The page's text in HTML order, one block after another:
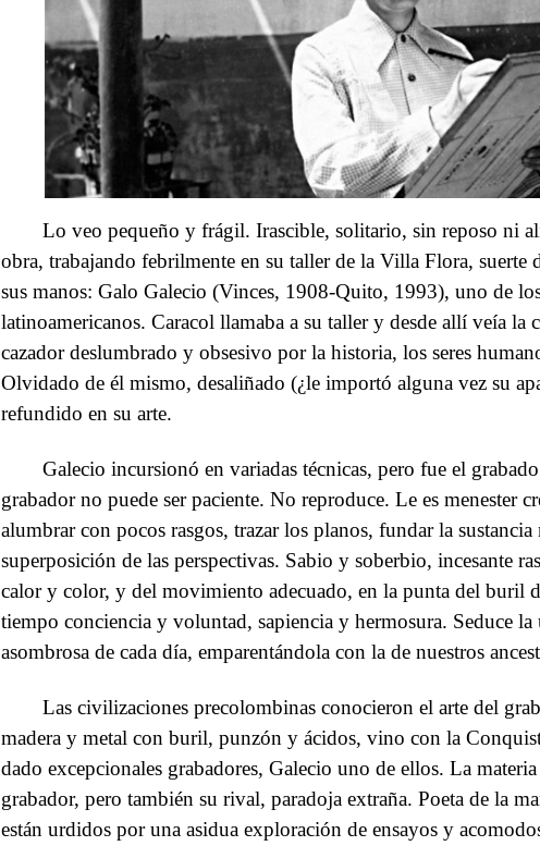
Lo veo pequeño y frágil. Irascible, solitario, sin reposo ni
obra, trabajando febrilmente en su taller de la Villa Flora, suerte
sus manos: Galo Galecio (Vinces, 1908-Quito, 1993), uno de
latinoamericanos. Caracol llamaba a su taller y desde allí veía la
cazador deslumbrado y obsesivo por la historia, los seres
Olvidado de él mismo, desaliñado (¿le importó alguna vez su
refundido en su arte.
Galecio incursionó en variadas técnicas, pero fue el
grabador no puede ser paciente. No reproduce. Le es menester
alumbrar con pocos rasgos, trazar los planos, fundar la sustancia
superposición de las perspectivas. Sabio y soberbio, incesante
calor y color, y del movimiento adecuado, en la punta del buril
tiempo conciencia y voluntad, sapiencia y hermosura. Seduce
asombrosa de cada día, emparentándola con la de nuestros
Las civilizaciones precolombinas conocieron el arte del
madera y metal con buril, punzón y ácidos, vino con la
dado excepcionales grabadores, Galecio uno de ellos. La
grabador, pero también su rival, paradoja extraña. Poeta de la
están urdidos por una asidua exploración de ensayos y